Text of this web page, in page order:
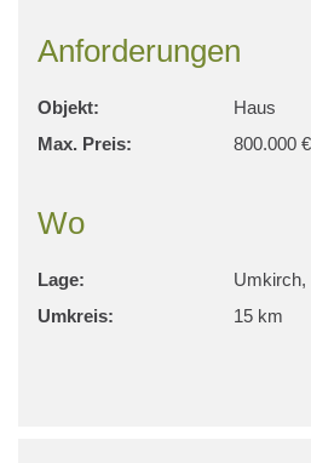
Anforderungen
Objekt:
Haus
Max. Preis:
800.000 €
Wo
Lage:
Umkirch,
Umkreis:
15 km